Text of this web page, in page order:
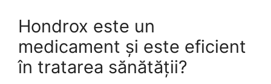
Hondrox este un
medicament și este eficient
în tratarea sănătății?